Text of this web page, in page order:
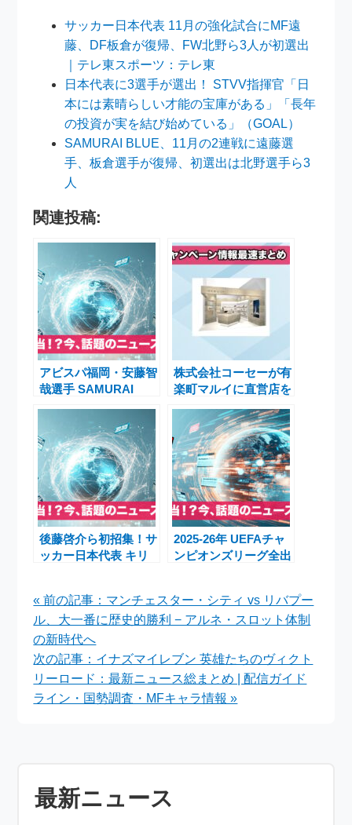
サッカー日本代表 11月の強化試合にMF遠
藤、DF板倉が復帰、FW北野ら3人が初選出
｜テレ東スポーツ：テレ東
日本代表に3選手が選出！ STVV指揮官「日
本には素晴らしい才能の宝庫がある」「長年
の投資が実を結び始めている」（GOAL）
SAMURAI BLUE、11月の2連戦に遠藤選
手、板倉選手が復帰、初選出は北野選手ら3
人
関連投稿:
アビスパ福岡・安藤智
哉選手 SAMURAI
11月 日本代表強化試
合の注目ニュース
株式会社コーセーが有
楽町マルイに直営店を
BLUE」と「Prédia
BLUE」のキャンペー
ン情報
後藤啓介ら初招集！サ
ッカー日本代表 キリ
表【佐藤龍之介・安藤
智哉も選出】
2025-26年 UEFAチャ
ンピオンズリーグ全出
« 前の記事：マンチェスター・シティ vs リバプー
ル、大一番に歴史的勝利 − アルネ・スロット体制
の新時代へ
次の記事：イナズマイレブン 英雄たちのヴィクト
リーロード：最新ニュース総まとめ | 配信ガイド
ライン・国勢調査・MFキャラ情報 »
最新ニュース